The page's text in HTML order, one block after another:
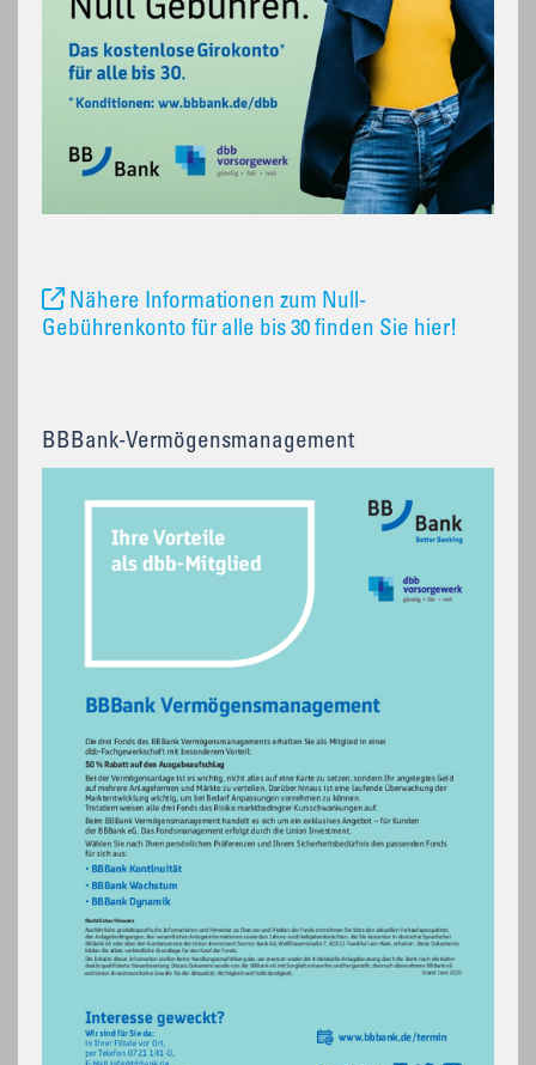
Nähere Informationen zum Null-
Gebührenkonto für alle bis 30 finden Sie hier!
BBBank-Vermögensmanagement